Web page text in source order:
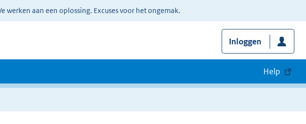
aan een oplossing. Excuses voor het ongemak.
Inloggen
Help